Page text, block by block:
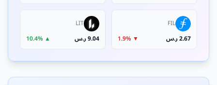
FIL
2.67 ر.س
▼ 1.9%
LIT
9.04 ر.س
▲ 10.4%